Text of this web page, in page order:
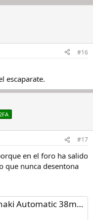
#16
escaparate.
#17
en el foro ha salido
que nunca desentona
Automatic 38mm'